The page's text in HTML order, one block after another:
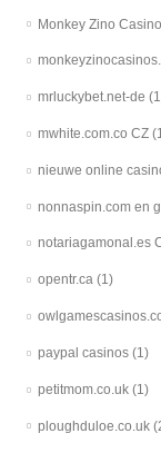
Monkey Zino
mrluckybet.net-de
mwhite.com.co CZ
nieuwe online
nonnaspin.com en
notariagamonal.es
opentr.ca (1)
paypal casinos (1)
petitmom.co.uk (1)
ploughduloe.co.uk